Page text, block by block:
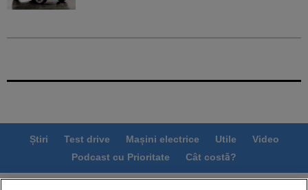
Știri Test drive Mașini electrice Utile
Video
Podcast cu Prioritate
Cât costă?